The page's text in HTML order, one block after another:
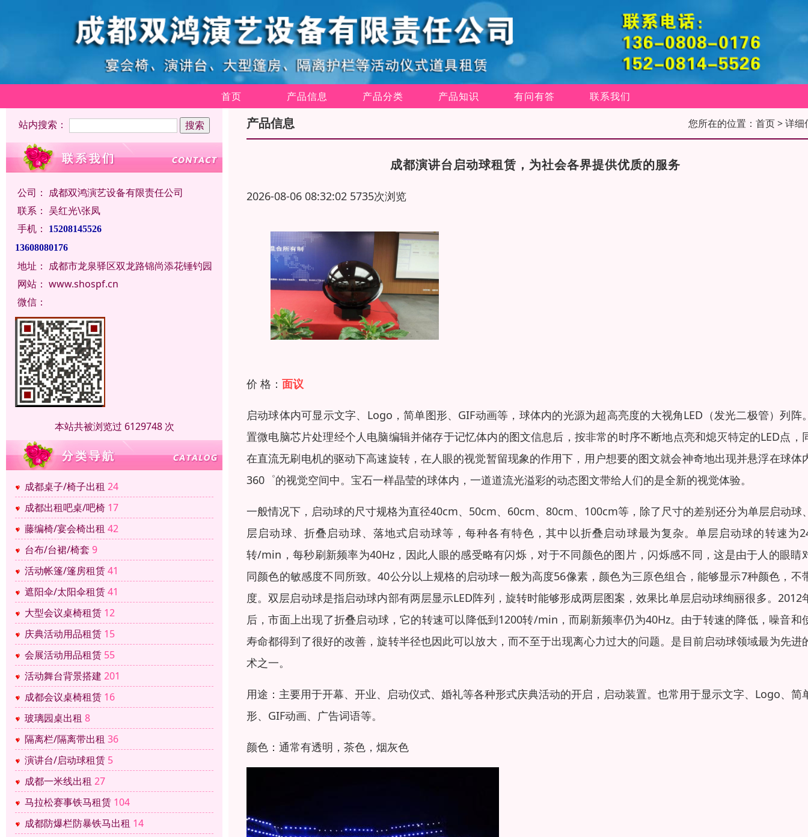
首页 产品信息 产品分类 产品知识 有问有答 联系我们
站内搜索：
公司： 成都双鸿演艺设备有限责任公司
联系： 吴红光\张凤
手机：
15208145526
13608080176
地址： 成都市龙泉驿区双龙路锦尚添花锤钓园
网站： www.shospf.cn
微信：
本站共被浏览过 6129748 次
成都桌子/椅子出租 24
成都出租吧桌/吧椅 17
藤编椅/宴会椅出租 42
台布/台裙/椅套 9
活动帐篷/篷房租赁41
遮阳伞/太阳伞租赁41
大型会议桌椅租赁 12
庆典活动用品租赁 15
会展活动用品租赁 55
活动舞台背景搭建 201
成都会议桌椅租赁 16
玻璃园桌出租 8
隔离栏/隔离带出租 36
演讲台/启动球租赁 5
成都一米线出租 27
马拉松赛事铁马租赁 104
成都防爆栏防暴铁马出租 14
产品信息 您所在的位置： 首页> 详细
成都演讲台启动球租赁，为社会各界提供优质的服务
2026-08-06 08:32:02 5735次浏览
价 格： 面议
启动球体内可显示文字、Logo，简单图形、GIF动画等，球体内的光源为超高亮度的大视角LED（发光二极管）列阵
置微电脑芯片处理经个人电脑编辑并储存于记忆体内的图文信息后，按非常的时序不断地点亮和熄灭特定的LED点，
在直流无刷电机的驱动下高速旋转，在人眼的视觉暂留现象的作用下，用户想要的图文就会神奇地出现并悬浮在球体
360゜的视觉空间中。宝石一样晶莹的球体内，一道道流光溢彩的动态图文带给人们的是全新的视觉体验。
一般情况下，启动球的尺寸规格为直径40cm、50cm、60cm、80cm、100cm等，除了尺寸的差别还分为单层启动球
层启动球、折叠启动球、落地式启动球等，每种各有特色，其中以折叠启动球最为复杂。单层启动球的转速为
转/min，每秒刷新频率为40Hz，因此人眼的感受略有闪烁，对于不同颜色的图片，闪烁感不同，这是由于人的眼睛
同颜色的敏感度不同所致。40公分以上规格的启动球一般为高度56像素，颜色为三原色组合，能够显示7种颜色，不
度。双层启动球是指启动球内部有两层显示LED阵列，旋转时能够形成两层图案，效果比单层启动球绚丽很多。2012
后，市面上出现了折叠启动球，它的转速可以降低到1200转/min，而刷新频率仍为40Hz。由于转速的降低，噪音和
寿命都得到了很好的改善，旋转半径也因此可以放大，而不至于出现离心力过大的问题。是目前启动球领域最为先进
术之一。
用途：主要用于开幕、开业、启动仪式、婚礼等各种形式庆典活动的开启，启动装置。也常用于显示文字、Logo、简
形、GIF动画、广告词语等。
颜色：通常有透明，茶色，烟灰色